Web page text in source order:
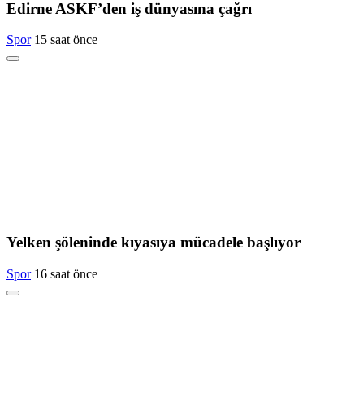
Edirne ASKF’den iş dünyasına çağrı
Spor 15 saat önce
Yelken şöleninde kıyasıya mücadele başlıyor
Spor 16 saat önce